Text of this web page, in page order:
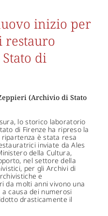
inizio per
di
(Archivio di Stato
lo storico laboratorio
di Firenze ha ripreso la
è stata resa
inviate da Ales
della Cultura,
nel settore della
per gli Archivi di
e
da molti anni vivono una
causa dei numerosi
drasticamente il